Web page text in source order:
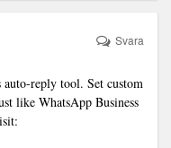
auto-reply tool. Set custom
like WhatsApp Business
Svara